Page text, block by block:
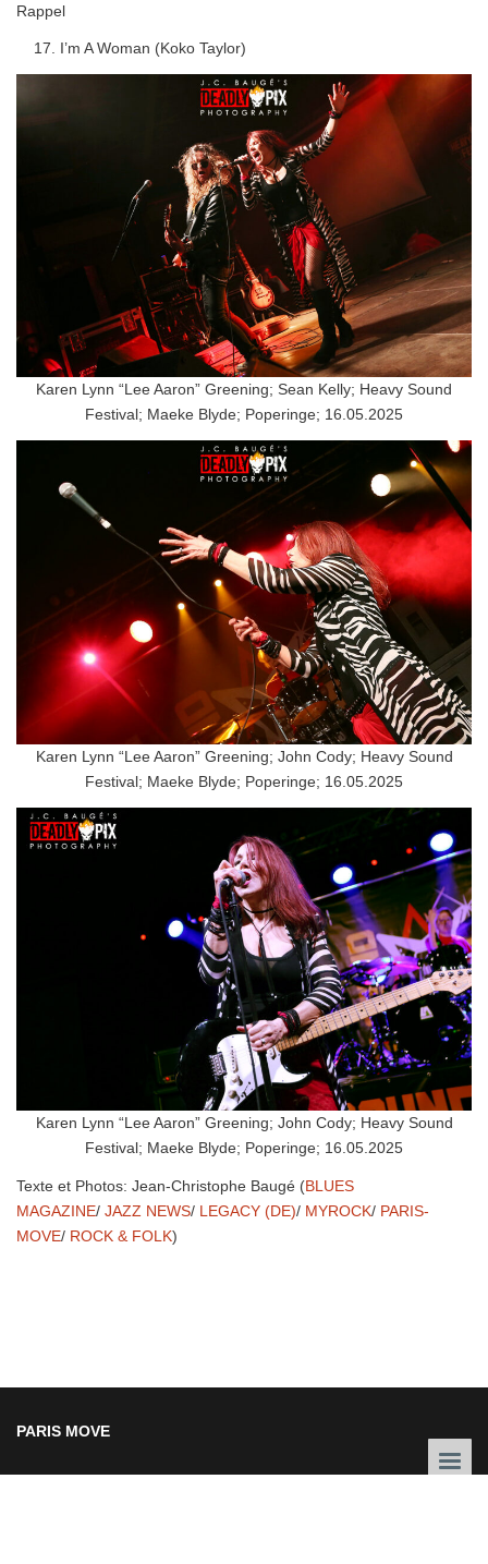
Rappel
I’m A Woman (Koko Taylor)
Karen Lynn “Lee Aaron” Greening; Sean Kelly; Heavy Sound
Festival; Maeke Blyde; Poperinge; 16.05.2025
Karen Lynn “Lee Aaron” Greening; John Cody; Heavy Sound
Festival; Maeke Blyde; Poperinge; 16.05.2025
Karen Lynn “Lee Aaron” Greening; John Cody; Heavy Sound
Festival; Maeke Blyde; Poperinge; 16.05.2025
Texte et Photos: Jean-Christophe Baugé (BLUES
MAGAZINE/ JAZZ NEWS/ LEGACY (DE)/ MYROCK/ PARIS-
MOVE/ ROCK & FOLK)
PARIS MOVE